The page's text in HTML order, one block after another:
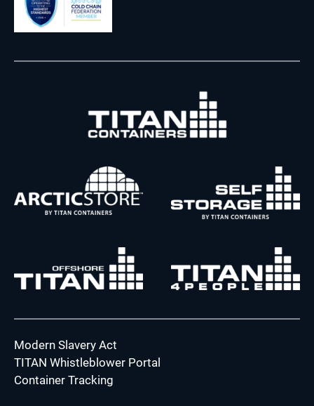
Modern Slavery Act
TITAN Whistleblower Portal
Container Tracking